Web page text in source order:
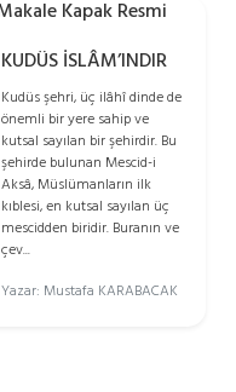
KUDÜS İSLÂM’INDIR
Kudüs şehri, üç ilâhî dinde de
önemli bir yere sahip ve
kutsal sayılan bir şehirdir. Bu
şehirde bulunan Mescid-i
Aksâ, Müslümanların ilk
kıblesi, en kutsal sayılan üç
mescidden biridir. Buranın ve
çev...
Yazar: Mustafa KARABACAK